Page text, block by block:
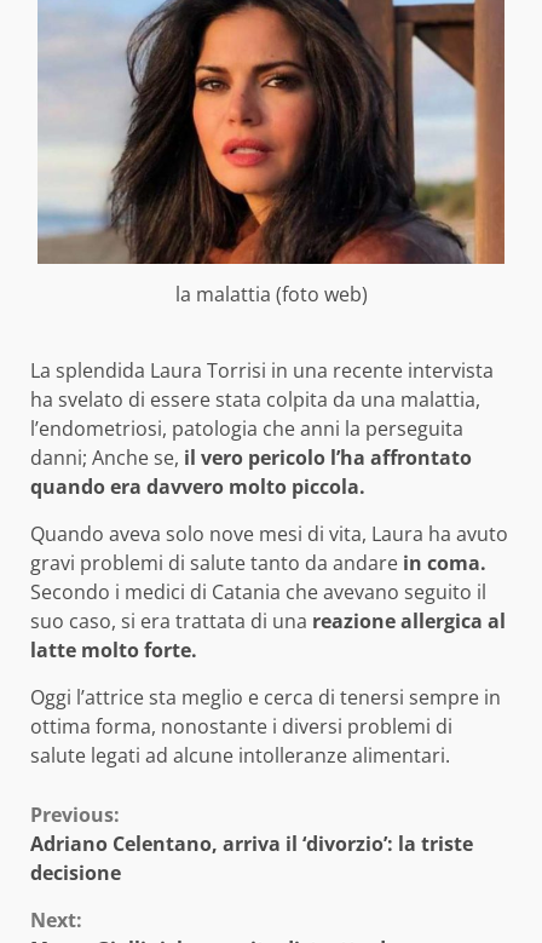
la malattia (foto web)
La splendida Laura Torrisi in una recente intervista
ha svelato di essere stata colpita da una malattia,
l’endometriosi, patologia che anni la perseguita
danni; Anche se, il vero pericolo l’ha affrontato
quando era davvero molto piccola.
Quando aveva solo nove mesi di vita, Laura ha avuto
gravi problemi di salute tanto da andare in coma.
Secondo i medici di Catania che avevano seguito il
suo caso, si era trattata di una reazione allergica al
latte molto forte.
Oggi l’attrice sta meglio e cerca di tenersi sempre in
ottima forma, nonostante i diversi problemi di
salute legati ad alcune intolleranze alimentari.
Continue
Reading
Previous:
Adriano Celentano, arriva il ‘divorzio’: la triste
decisione
Next: